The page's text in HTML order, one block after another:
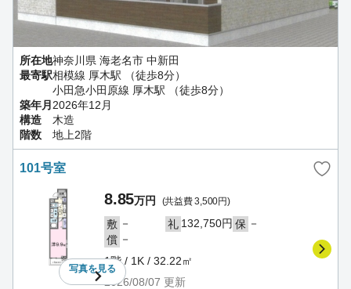
所在地神奈川県 海老名市 中新田
最寄駅相模線 厚木駅 （徒歩8分）
小田急小田原線 厚木駅 （徒歩8分）
築年月 2026年12月
構造
木造
階数
地上2階
101号室
写真を見る
8.85万円 (共益費 3,500円)
敷 － 礼 132,750円 保 －
償 －
1階 / 1K / 32.22㎡
2026/08/07 更新